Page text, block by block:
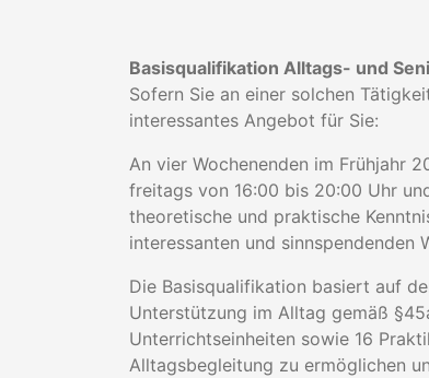
Basisqualifikation Alltags- und
Sofern Sie an einer solchen
interessantes Angebot für Sie:
An vier Wochenenden im Frühjahr
freitags von 16:00 bis 20:00 Uhr
theoretische und praktische
interessanten und sinnspendenden
Die Basisqualifikation basiert auf
Unterstützung im Alltag gemäß
Unterrichtseinheiten sowie 16
Alltagsbegleitung zu ermöglichen